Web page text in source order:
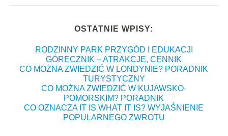
OSTATNIE WPISY:
RODZINNY PARK PRZYGÓD I EDUKACJI
GÓRECZNIK – ATRAKCJE, CENNIK
CO MOŻNA ZWIEDZIĆ W LONDYNIE? PORADNIK
TURYSTYCZNY
CO MOŻNA ZWIEDZIĆ W KUJAWSKO-
POMORSKIM? PORADNIK
CO OZNACZA IT IS WHAT IT IS? WYJAŚNIENIE
POPULARNEGO ZWROTU